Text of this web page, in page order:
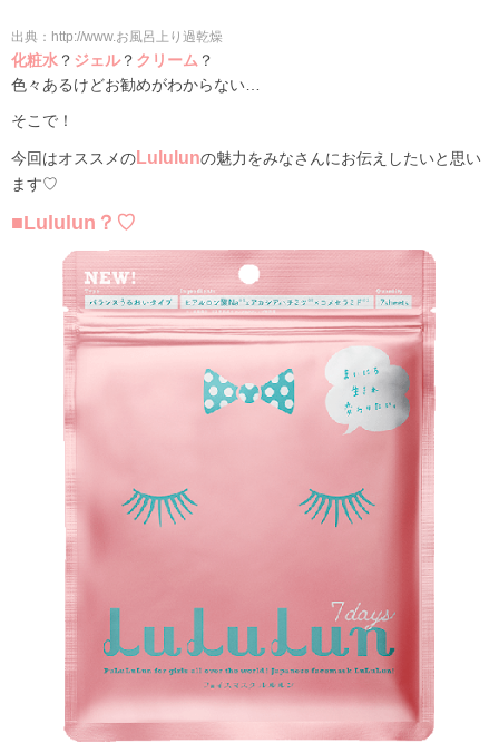
出典：http://www.お風呂上り過乾燥
化粧水 ？ ジェル？ クリーム ？
色々あるけどお勧めがわからない…
そこで！
今回はオススメのLululunの魅力をみなさんにお伝えしたいと思い
ます♡
■Lululun？♡